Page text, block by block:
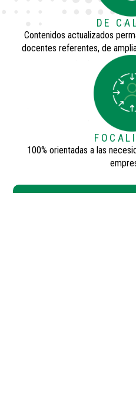
DE
Contenidos actualizados
docentes referentes, de
100% orientadas a las